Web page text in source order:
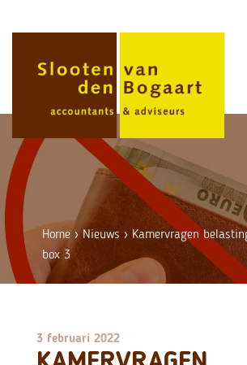
Home ›Nieuws › Kamervragen
box 3
3 februari 2022